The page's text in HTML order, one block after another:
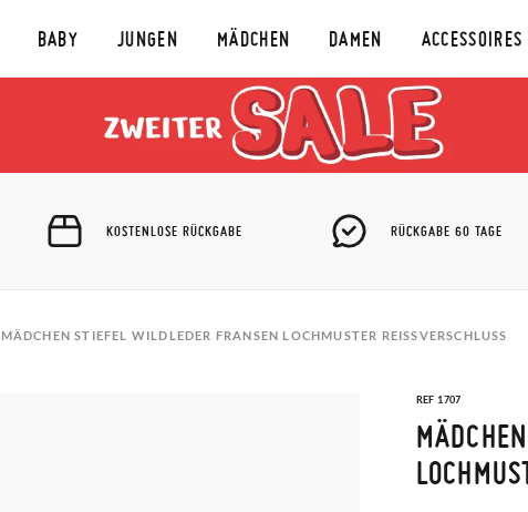
BABY JUNGEN MÄDCHEN DAMEN ACCESSOIRES
KOSTENLOSE RÜCKGABE RÜCKGABE 60 TAGE
MÄDCHEN STIEFEL WILDLEDER FRANSEN LOCHMUSTER REISSVERSCHLUSS
REF 1707